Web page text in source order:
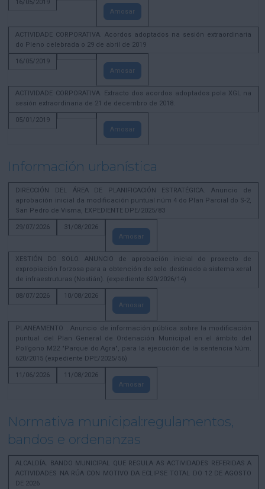
16/05/2019
Amosar
ACTIVIDADE CORPORATIVA. Acordos adoptados na sesión extraordinaria
do Pleno celebrada o 29 de abril de 2019
16/05/2019
Amosar
ACTIVIDADE CORPORATIVA. Extracto dos acordos adoptados pola XGL na
sesión extraordinaria de 21 de decembro de 2018.
05/01/2019
Amosar
Información urbanística
DIRECCIÓN DEL ÁREA DE PLANIFICACIÓN ESTRATÉGICA. Anuncio de
aprobación inicial da modificación puntual núm 4 do Plan Parcial do S-2,
San Pedro de Visma, EXPEDIENTE DPE/2025/83
29/07/2026
31/08/2026
Amosar
XESTIÓN DO SOLO. ANUNCIO de aprobación inicial do proxecto de
expropiación forzosa para a obtención de solo destinado a sistema xeral
de infraestruturas (Nostián). (expediente 620/2026/14)
08/07/2026
10/08/2026
Amosar
PLANEAMENTO . Anuncio de información pública sobre la modificación
puntual del Plan General de Ordenación Municipal en el ámbito del
Polígono M22 "Parque do Agra", para la ejecución de la sentencia Núm.
620/2015 (expediente DPE/2025/56)
11/06/2026
11/08/2026
Amosar
Normativa municipal:regulamentos,
bandos e ordenanzas
ALCALDÍA. BANDO MUNICIPAL QUE REGULA AS ACTIVIDADES REFERIDAS A
ACTIVIDADES NA RÚA CON MOTIVO DA ECLIPSE TOTAL DO 12 DE AGOSTO
DE 2026